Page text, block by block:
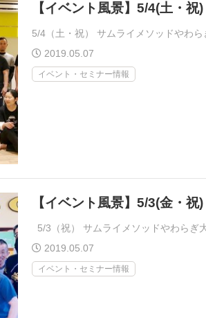
【イベント風景】5/4(土・祝
5/4（土・祝） サムライメソッドやわ
2019.05.07
イベント・セミナー情報
【イベント風景】5/3(金・祝
5/3（祝） サムライメソッドやわらぎ
2019.05.07
イベント・セミナー情報